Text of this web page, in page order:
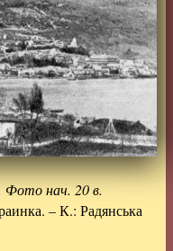
нач. 20 в.
– К.: Радянська